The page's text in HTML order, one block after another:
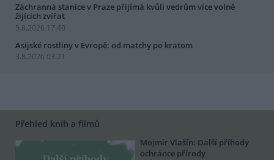
Záchranná stanice v Praze přijímá kvůli vedrům více volně
žijících zvířat
5.8.2026 17:40
Asijské rostliny v Evropě: od matchy po kratom
3.8.2026 03:21
Přehled knih a filmů
Mojmír Vlašín: Další příhody
ochránce přírody